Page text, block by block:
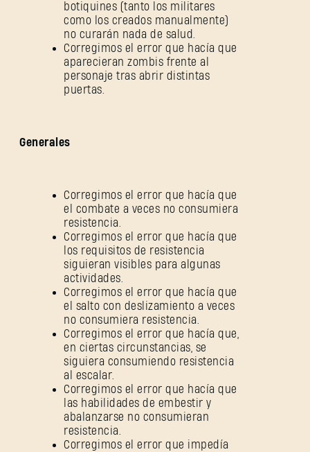
botiquines (tanto los militares
como los creados manualmente)
no curarán nada de salud.
Corregimos el error que hacía que
aparecieran zombis frente al
personaje tras abrir distintas
puertas.
Generales
Corregimos el error que hacía que
el combate a veces no consumiera
resistencia.
Corregimos el error que hacía que
los requisitos de resistencia
siguieran visibles para algunas
actividades.
Corregimos el error que hacía que
el salto con deslizamiento a veces
no consumiera resistencia.
Corregimos el error que hacía que,
en ciertas circunstancias, se
siguiera consumiendo resistencia
al escalar.
Corregimos el error que hacía que
las habilidades de embestir y
abalanzarse no consumieran
resistencia.
Corregimos el error que impedía
¿Primera vez en Dying Light Outpost?Crea una
cuenta.